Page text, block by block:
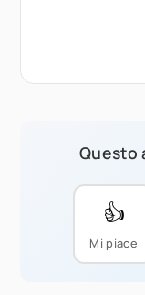
Questo
👍
Mi piace